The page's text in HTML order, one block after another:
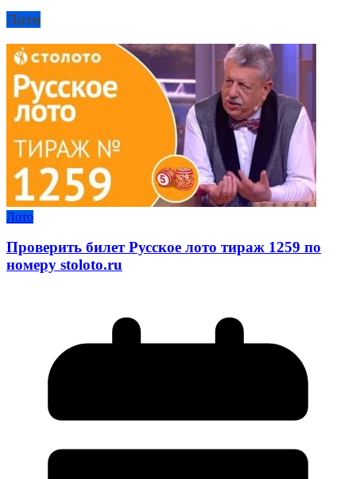
Лото
Лото
Проверить билет Русское лото тираж 1259 по
номеру stoloto.ru